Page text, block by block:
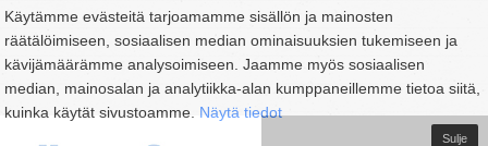
Käytämme evästeitä tarjoamamme sisällön ja mainosten
räätälöimiseen, sosiaalisen median ominaisuuksien tukemiseen ja
kävijämäärämme analysoimiseen. Jaamme myös sosiaalisen
median, mainosalan ja analytiikka-alan kumppaneillemme tietoa siitä,
kuinka käytät sivustoamme. Näytä tiedot
Sulje